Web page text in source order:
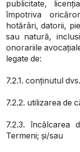
publicitate,
împotriva
hotărâri, datorii,
sau natură,
onorariile
legate de:
7.2.1. conținutul
7.2.2. utilizarea de
7.2.3. încălcarea
Termeni; și/sau